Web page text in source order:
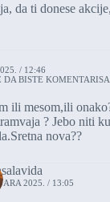
da ti donese
/ 12:46
DA BISTE
ili mesom,ili
? Jebo niti
nova??
2025. / 13:05